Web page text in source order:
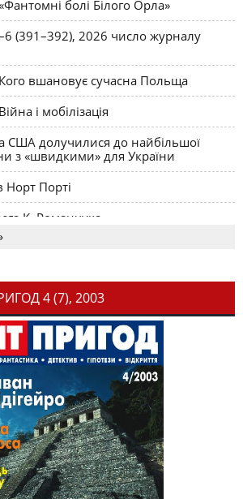
болі Білого Орла»
(391–392), 2026 число журналу
вшановує сучасна Польща
і мобілізація
США долучилися до найбільшої
з «швидкими» для України
Порті
К. Романчука
4 (7), 2003